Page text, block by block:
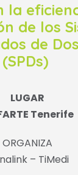
la
de los
de
(SPDs)
LUGAR
Tenerife
ORGANIZA
– TiMedi